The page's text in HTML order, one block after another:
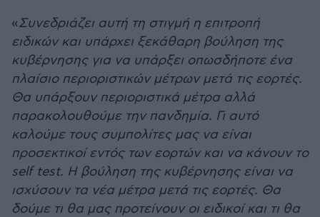
«Συνεδριάζει αυτή τη στιγμή η επιτροπή
ειδικών και υπάρχει ξεκάθαρη βούληση της
κυβέρνησης για να υπάρξει οπωσδήποτε ένα
πλαίσιο περιοριστικών μέτρων μετά τις εορτές.
Θα υπάρξουν περιοριστικά μέτρα αλλά
παρακολουθούμε την πανδημία. Γι αυτό
καλούμε τους συμπολίτες μας να είναι
προσεκτικοί εντός των εορτών και να κάνουν το
self test. Η βούληση της κυβέρνησης είναι να
ισχύσουν τα νέα μέτρα μετά τις εορτές. Θα
δούμε τι θα μας προτείνουν οι ειδικοί και τι θα